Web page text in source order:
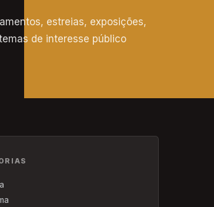
estreias, exposições,
de interesse público